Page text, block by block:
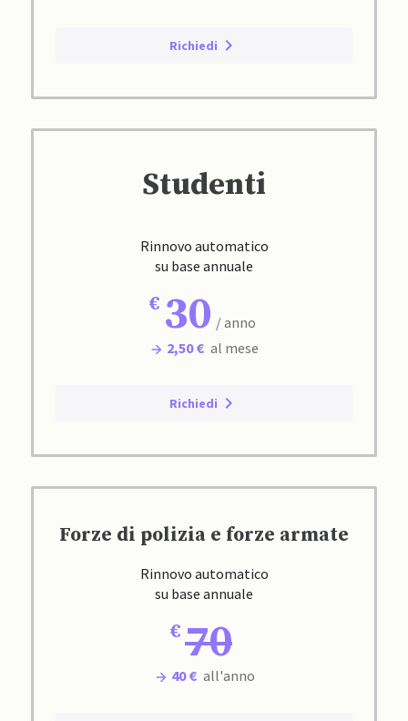
Richiedi
Studenti
Rinnovo automatico
su base annuale
30 / anno
2,50 € al mese
Richiedi
Forze di polizia e forze armate
Rinnovo automatico
su base annuale
70
40 € all'anno